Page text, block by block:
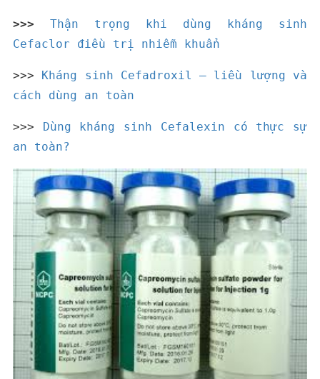
>>> Thận trọng khi dùng kháng sinh
Cefaclor điều trị nhiễm khuẩn
>>> Kháng sinh Cefadroxil – liều lượng và
cách dùng an toàn
>>> Dùng kháng sinh Cefalexin có thực sự
an toàn?